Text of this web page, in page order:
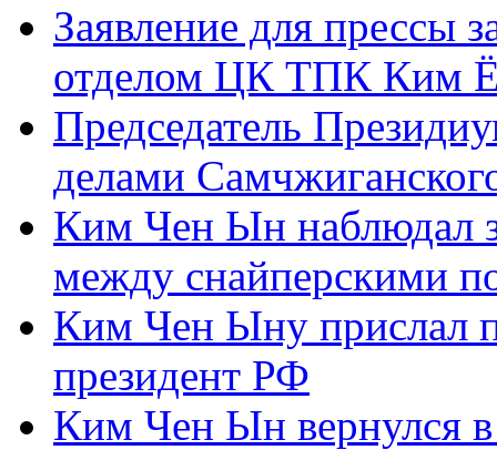
Заявление для прессы
отделом ЦК ТПК Ким
Председатель
делами
Ким Чен Ын наблюдал
между снайперскими
Ким Чен Ыну прислал
президент РФ
Ким Чен Ын вернулся